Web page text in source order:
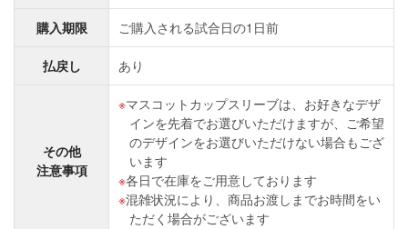
購入期限 ご購入される試合日の1日前
払戻し あり
その他
注意事項
マスコットカップスリーブは、お好きなデザ
インを先着でお選びいただけますが、ご希望
のデザインをお選びいただけない場合もござ
います
各日で在庫をご用意しております
混雑状況により、商品お渡しまでお時間をい
ただく場合がございます